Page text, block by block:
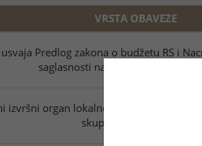
VRSTA OBAVEZE
Predlog zakona o budžetu RS i
saglasnosti na finansijske planove
izvršni organ lokalne vlasti dostavlja
skupštini lokalne vlasti